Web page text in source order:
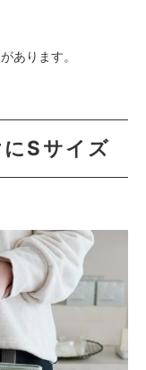
あります。
Sサイズ